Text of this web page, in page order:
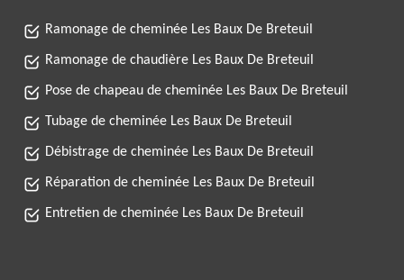
Ramonage de cheminée Les Baux De Breteuil
Ramonage de chaudière Les Baux De Breteuil
Pose de chapeau de cheminée Les Baux De Breteuil
Tubage de cheminée Les Baux De Breteuil
Débistrage de cheminée Les Baux De Breteuil
Réparation de cheminée Les Baux De Breteuil
Entretien de cheminée Les Baux De Breteuil